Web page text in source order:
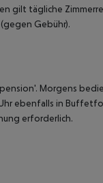
gilt tägliche
Gebühr).
Morgens
ebenfalls in
erforderlich.